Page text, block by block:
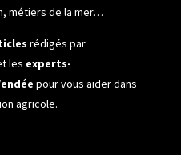
métiers de la mer…
rédigés par
les experts-
pour vous aider dans
agricole.